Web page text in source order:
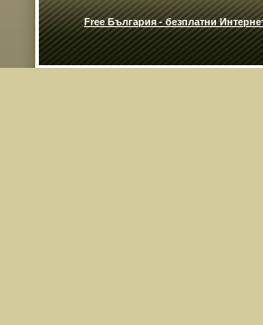
Free България - безплатни